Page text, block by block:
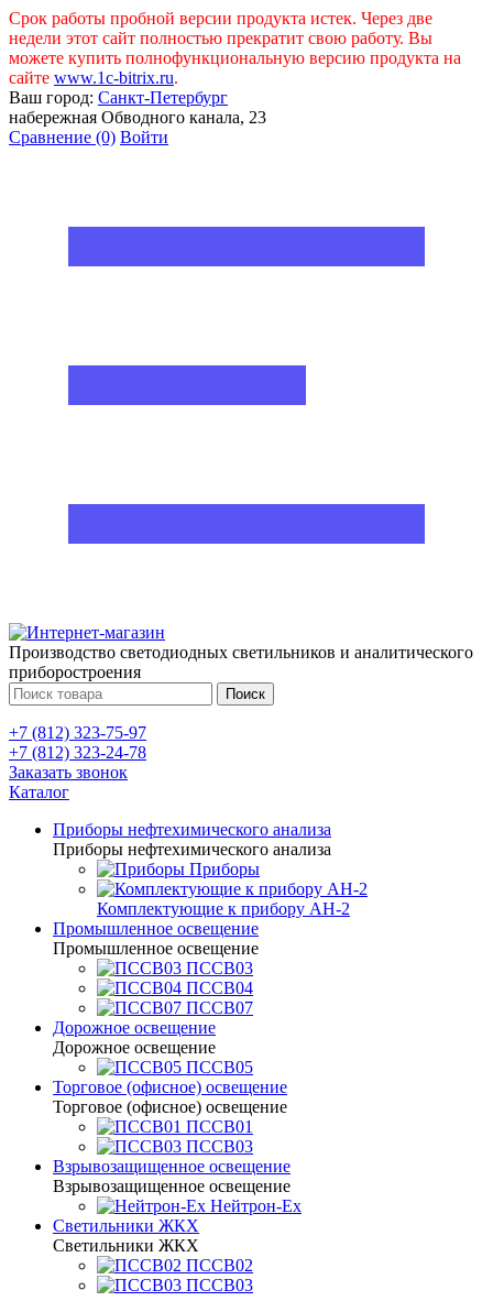
Срок работы пробной версии продукта истек. Через две
недели этот сайт полностью прекратит свою работу. Вы
можете купить полнофункциональную версию продукта на
сайте www.1c-bitrix.ru.
Ваш город: Санкт-Петербург
набережная Обводного канала, 23
Сравнение (0) Войти
Производство светодиодных светильников и аналитического
приборостроения
Поиск
+7 (812) 323-75-97
+7 (812) 323-24-78
Заказать звонок
Каталог
Приборы нефтехимического анализа
Приборы нефтехимического анализа
Приборы
Комплектующие к прибору АН-2
Промышленное освещение
Промышленное освещение
ПССВ03
ПССВ04
ПССВ07
Дорожное освещение
Дорожное освещение
ПССВ05
Торговое (офисное) освещение
Торговое (офисное) освещение
ПССВ01
ПССВ03
Взрывозащищенное освещение
Взрывозащищенное освещение
Нейтрон-Ex
Светильники ЖКХ
Светильники ЖКХ
ПССВ02
ПССВ03